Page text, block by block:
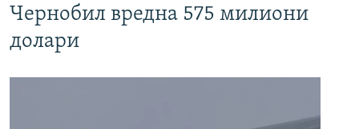
Чернобил вредна 575 милиони
долари